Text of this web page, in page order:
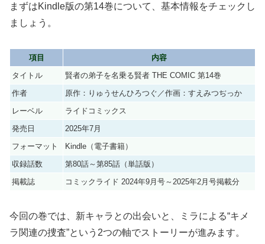
まずはKindle版の第14巻について、基本情報をチェックし
ましょう。
項目
内容
タイトル
賢者の弟子を名乗る賢者 THE COMIC 第14巻
作者
原作：りゅうせんひろつぐ／作画：すえみつぢっか
レーベル
ライドコミックス
発売日
2025年7月
フォーマット
Kindle（電子書籍）
収録話数
第80話～第85話（単話版）
掲載誌
コミックライド 2024年9月号～2025年2月号掲載分
今回の巻では、新キャラとの出会いと、ミラによる“キメ
ラ関連の捜査”という2つの軸でストーリーが進みます。